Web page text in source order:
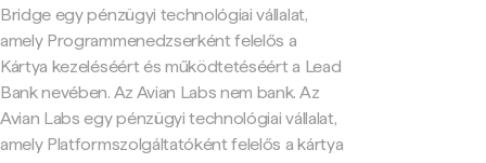
Bridge egy pénzügyi technológiai vállalat,
amely Programmenedzserként felelős a
Kártya kezeléséért és működtetéséért a Lead
Bank nevében. Az Avian Labs nem bank. Az
Avian Labs egy pénzügyi technológiai vállalat,
amely Platformszolgáltatóként felelős a kártya